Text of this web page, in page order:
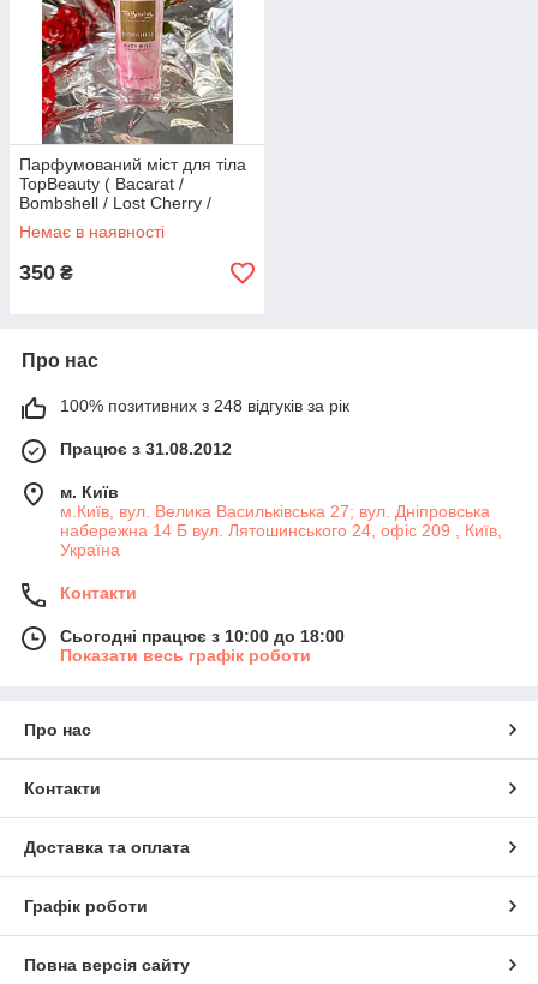
Парфумований міст для тіла
TopBeauty ( Bacarat /
Bombshell / Lost Cherry /
Bitter Peach)
Немає в наявності
350 ₴
Про нас
100% позитивних з 248 відгуків за рік
Працює з 31.08.2012
м. Київ
м.Київ, вул. Велика Васильківська 27; вул. Дніпровська
набережна 14 Б вул. Лятошинського 24, офіс 209 , Київ,
Україна
Контакти
Сьогодні працює з 10:00 до 18:00
Показати весь графік роботи
Про нас
Контакти
Доставка та оплата
Графік роботи
Повна версія сайту